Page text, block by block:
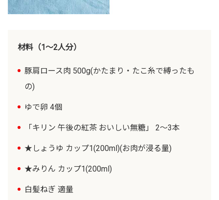
材料（1～2人分）
豚肩ロース肉 500g(かたまり・たこ糸で縛ったも
の)
ゆで卵 4個
「キリン 午後の紅茶 おいしい無糖」 2～3本
★しょうゆ カップ1(200ml)(お肉が浸る量)
★みりん カップ1(200ml)
白髪ねぎ 適量